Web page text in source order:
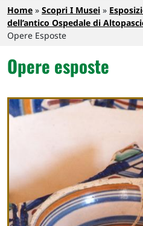
Briciole di pane
Home Scopri I Musei
dell’antico Ospedale di
Opere Esposte
Opere esposte